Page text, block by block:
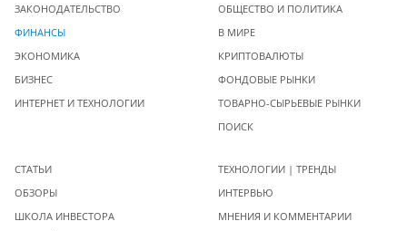
ЗАКОНОДАТЕЛЬСТВО
ФИНАНСЫ
ЭКОНОМИКА
БИЗНЕС
ИНТЕРНЕТ И ТЕХНОЛОГИИ
ОБЩЕСТВО И ПОЛИТИКА
В МИРЕ
КРИПТОВАЛЮТЫ
ФОНДОВЫЕ РЫНКИ
ТОВАРНО-СЫРЬЕВЫЕ РЫНКИ
ПОИСК
СТАТЬИ
ОБЗОРЫ
ШКОЛА ИНВЕСТОРА
ТЕХНОЛОГИИ | ТРЕНДЫ
ИНТЕРВЬЮ
МНЕНИЯ И КОММЕНТАРИИ